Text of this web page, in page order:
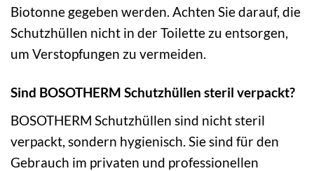
Biotonne gegeben werden. Achten Sie darauf, die
Schutzhüllen nicht in der Toilette zu entsorgen,
um Verstopfungen zu vermeiden.
Sind BOSOTHERM Schutzhüllen steril verpackt?
BOSOTHERM Schutzhüllen sind nicht steril
verpackt, sondern hygienisch. Sie sind für den
Gebrauch im privaten und professionellen